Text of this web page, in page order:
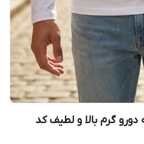
گرم بالا و لطیف کد